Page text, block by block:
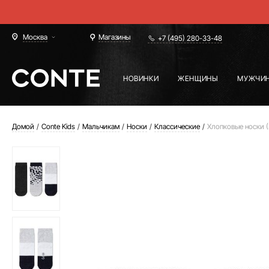
Москва Магазины +7 (495) 280-33-48
НОВИНКИ ЖЕНЩИНЫ
Домой Conte Kids Мальчикам Носки Классические Хлопковые носки